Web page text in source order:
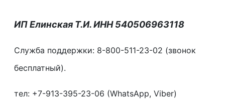
ИП Елинская Т.И. ИНН 540506963118
Служба поддержки: 8-800-511-23-02 (звонок
бесплатный).
тел: +7-913-395-23-06 (WhatsApp, Viber)